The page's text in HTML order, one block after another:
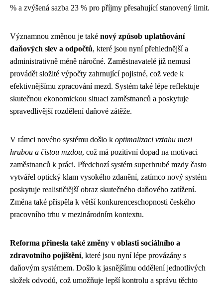
% a zvýšená sazba 23 % pro příjmy přesahující stanovený limit.
Významnou změnou je také nový způsob uplatňování
daňových slev a odpočtů, které jsou nyní přehlednější a
administrativně méně náročné. Zaměstnavatelé již nemusí
provádět složité výpočty zahrnující pojistné, což vede k
efektivnějšímu zpracování mezd. Systém také lépe reflektuje
skutečnou ekonomickou situaci zaměstnanců a poskytuje
spravedlivější rozdělení daňové zátěže.
V rámci nového systému došlo k optimalizaci vztahu mezi
hrubou a čistou mzdou, což má pozitivní dopad na motivaci
zaměstnanců k práci. Předchozí systém superhrubé mzdy často
vytvářel optický klam vysokého zdanění, zatímco nový systém
poskytuje realističtější obraz skutečného daňového zatížení.
Změna také přispěla k větší konkurenceschopnosti českého
pracovního trhu v mezinárodním kontextu.
Reforma přinesla také změny v oblasti sociálního a
zdravotního pojištění, které jsou nyní lépe provázány s
daňovým systémem. Došlo k jasnějšímu oddělení jednotlivých
složek odvodů, což umožňuje lepší kontrolu a správu těchto